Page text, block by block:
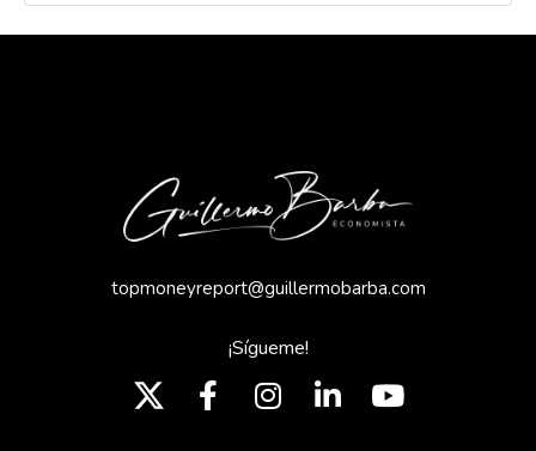
topmoneyreport@guillermobarba.com
¡Sígueme!